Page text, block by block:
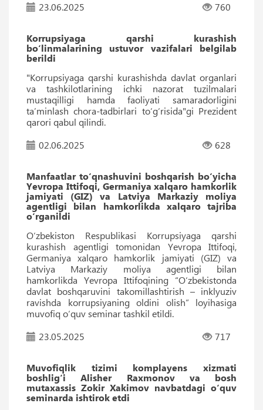
23.06.2025
760
Korrupsiyaga qarshi kurashish
bo‘linmalarining ustuvor vazifalari belgilab
berildi
"Korrupsiyaga qarshi kurashishda davlat organlari
va tashkilotlarining ichki nazorat tuzilmalari
mustaqilligi hamda faoliyati samaradorligini
taʼminlash chora-tadbirlari to‘g‘risida"gi Prezident
qarori qabul qilindi.
02.06.2025
628
Manfaatlar to‘qnashuvini boshqarish bo‘yicha
Yevropa Ittifoqi, Germaniya xalqaro hamkorlik
jamiyati (GIZ) va Latviya Markaziy moliya
agentligi bilan hamkorlikda xalqaro tajriba
o‘rganildi
O‘zbekiston Respublikasi Korrupsiyaga qarshi
kurashish agentligi tomonidan Yevropa Ittifoqi,
Germaniya xalqaro hamkorlik jamiyati (GIZ) va
Latviya Markaziy moliya agentligi bilan
hamkorlikda Yevropa Ittifoqining “O‘zbekistonda
davlat boshqaruvini takomillashtirish – inklyuziv
ravishda korrupsiyaning oldini olish” loyihasiga
muvofiq o‘quv seminar tashkil etildi.
23.05.2025
717
Muvofiqlik tizimi komplayens xizmati
boshlig‘i Alisher Raxmonov va bosh
mutaxassis Zokir Xakimov navbatdagi o‘quv
seminarda ishtirok etdi